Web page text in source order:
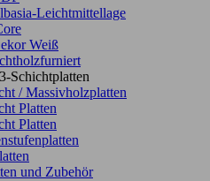
Leichtmittellage
Weiß
Schichtplatten
/ Massivholzplatten
Platten
Platten
und Zubehör